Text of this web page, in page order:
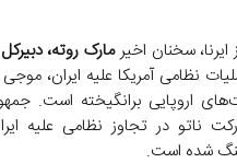
سخنان اخیرمارک روته،
نظامی آمریکا علیه ایران،
اروپایی برانگیخته است.
ناتو در تجاوز نظامی علیه
شده است.